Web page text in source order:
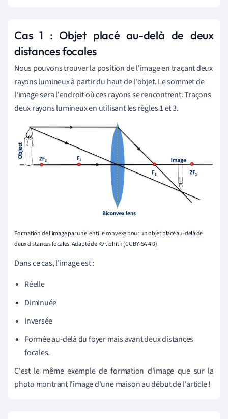
Cas 1 : Objet placé au-delà de deux
distances focales
Nous pouvons trouver la position de l'image en traçant deux
rayons lumineux à partir du haut de l'objet. Le sommet de
l'image sera l'endroit où ces rayons se rencontrent. Traçons
deux rayons lumineux en utilisant les règles 1 et 3.
Formation de l'image par une lentille convexe pour un objet placé au-delà de
deux distances focales. Adapté de Kvr.lohith (CC BY-SA 4.0)
Dans ce cas, l'image est :
Réelle
Diminuée
Inversée
Formée au-delà du foyer mais avant deux distances
focales.
C'est le même exemple de formation d'image que sur la
photo montrant l'image d'une maison au début de l'article !